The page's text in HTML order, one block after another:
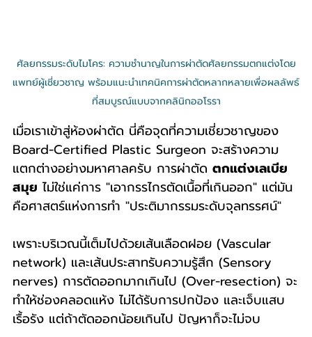
ศัลยกรรมระดับไมโคร: ความชำนาญในการผ่าตัดศัลยกรรมตกแต่งโดย
แพทย์ผู้เชี่ยวชาญ พร้อมแนะนำเทคนิคการผ่าตัดหลากหลายเพื่อผลลัพธ์
ที่สมบูรณ์แบบจากคลินิกออโรรา
เมื่อเราเข้าสู่ห้องผ่าตัด นี่คือจุดที่ความเชี่ยวชาญของ
Board-Certified Plastic Surgeon จะสร้างความ
แตกต่างอย่างมหาศาลครับ การผ่าตัด ตกแต่งเลเบีย
สมุย ไม่ใช่แค่การ "เอากรรไกรตัดเนื้อที่เกินออก" แต่มัน
คือศาสตร์แห่งการทำ "ประติมากรรมระดับจุลทรรศน์"
เพราะบริเวณนี้เต็มไปด้วยเส้นเลือดฝอย (Vascular
network) และเส้นประสาทรับความรู้สึก (Sensory
nerves) การตัดออกมากเกินไป (Over-resection) จะ
ทำให้ช่องคลอดแห้ง ไม่ได้รับการปกป้อง และเจ็บแสบ
เรื้อรัง แต่ถ้าตัดออกน้อยเกินไป ปัญหาก็จะไม่จบ